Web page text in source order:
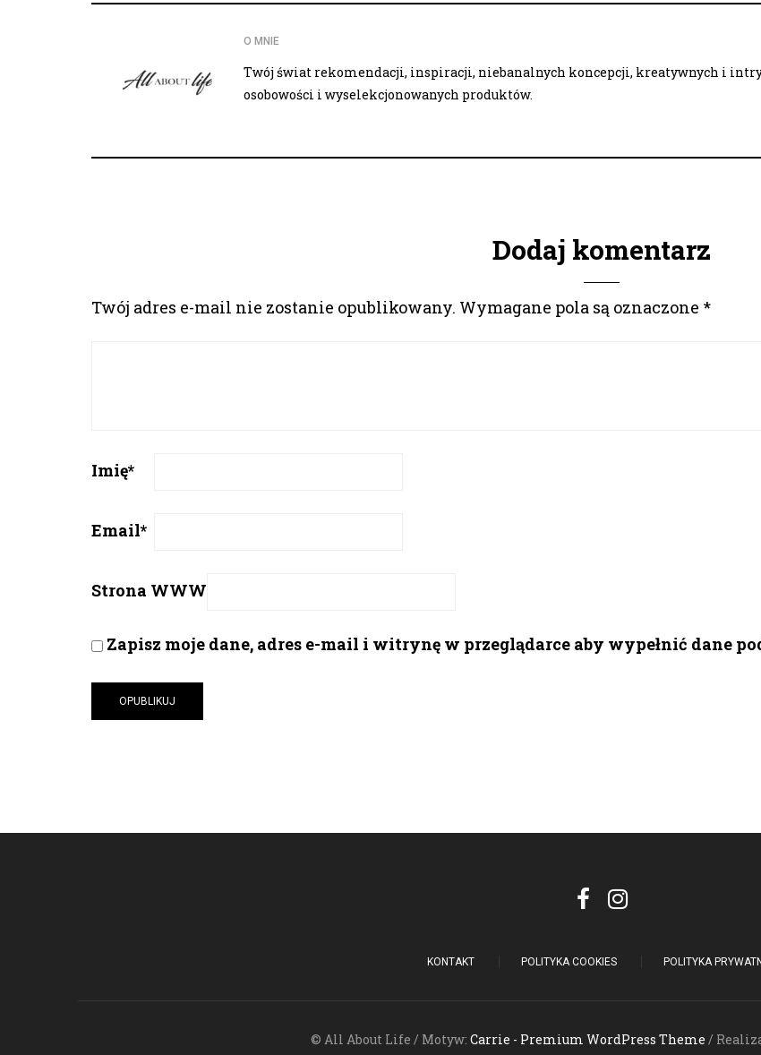
O MNIE
Twój świat rekomendacji, inspiracji, niebanalnych koncepcji, kreatywnych i
osobowości i wyselekcjonowanych produktów.
Dodaj komentarz
Twój adres e-mail nie zostanie opublikowany. Wymagane pola są oznaczone *
Imię*
Email*
Strona WWW
Zapisz moje dane, adres e-mail i witrynę w przeglądarce aby wypełnić dane
KONTAKT POLITYKA COOKIES POLITYKA
© All About Life / Motyw: Carrie - Premium WordPress Theme /